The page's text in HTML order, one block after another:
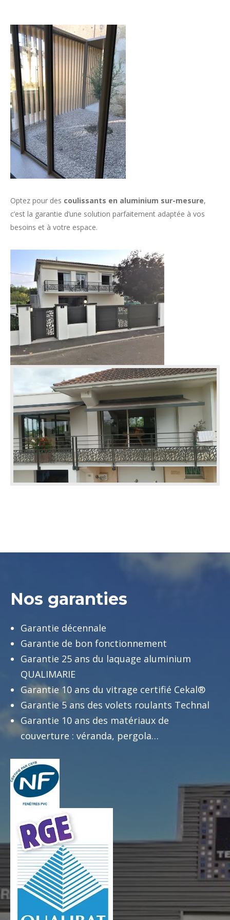
Optez pour des coulissants en aluminium sur-mesure,
c’est la garantie d’une solution parfaitement adaptée à vos
besoins et à votre espace.
Nos garanties
Garantie décennale
Garantie de bon fonctionnement
Garantie 25 ans du laquage aluminium
QUALIMARIE
Garantie 10 ans du vitrage certifié Cekal®
Garantie 5 ans des volets roulants Technal
Garantie 10 ans des matériaux de
couverture : véranda, pergola…